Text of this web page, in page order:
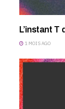
L’instant T
1 MOIS AGO